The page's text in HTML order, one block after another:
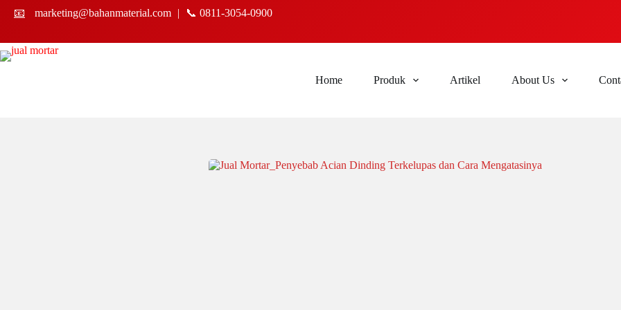
📧 marketing@bahanmaterial.com | 📞 0811-3054-0900
Home Produk Artikel About Us